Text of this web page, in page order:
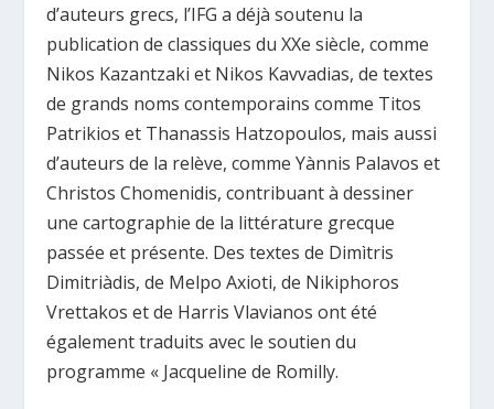
d’auteurs grecs, l’IFG a déjà soutenu la
publication de classiques du XXe siècle, comme
Nikos Kazantzaki et Nikos Kavvadias, de textes
de grands noms contemporains comme Titos
Patrikios et Thanassis Hatzopoulos, mais aussi
d’auteurs de la relève, comme Yànnis Palavos et
Christos Chomenidis, contribuant à dessiner
une cartographie de la littérature grecque
passée et présente. Des textes de Dimìtris
Dimitriàdis, de Melpo Axioti, de Nikiphoros
Vrettakos et de Harris Vlavianos ont été
également traduits avec le soutien du
programme « Jacqueline de Romilly.